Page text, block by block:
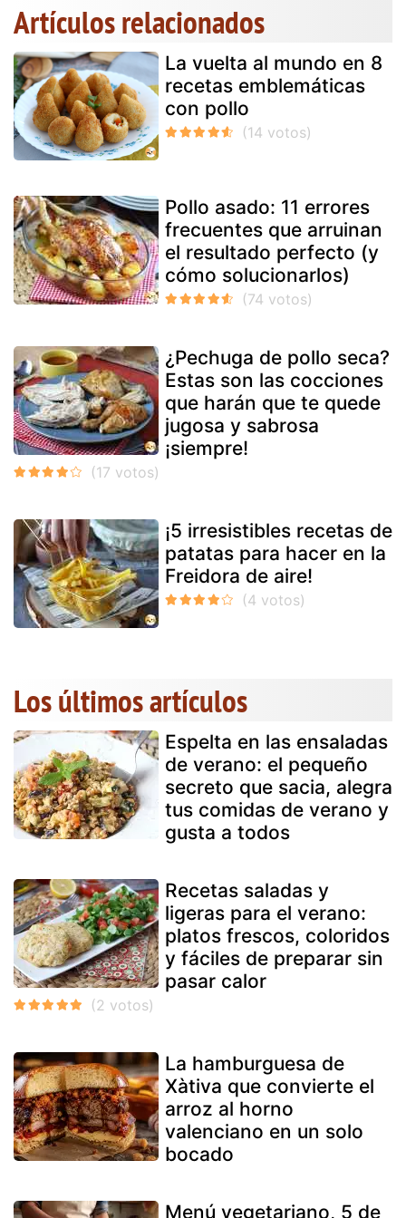
Artículos relacionados
La vuelta al mundo en 8
recetas emblemáticas
con pollo
Pollo asado: 11 errores
frecuentes que arruinan
el resultado perfecto (y
cómo solucionarlos)
¿Pechuga de pollo seca?
Estas son las cocciones
que harán que te quede
jugosa y sabrosa
¡siempre!
¡5 irresistibles recetas de
patatas para hacer en la
Freidora de aire!
Los últimos artículos
Espelta en las ensaladas
de verano: el pequeño
secreto que sacia, alegra
tus comidas de verano y
gusta a todos
Recetas saladas y
ligeras para el verano:
platos frescos, coloridos
y fáciles de preparar sin
pasar calor
La hamburguesa de
Xàtiva que convierte el
arroz al horno
valenciano en un solo
bocado
Menú vegetariano, 5 de